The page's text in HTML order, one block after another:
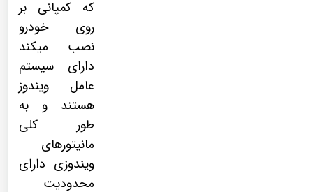
که کمپانی بر
روی خودرو
نصب میکند
دارای سیستم
عامل ویندوز
هستند و به
طور کلی
مانیتورهای
ویندوزی دارای
محدودیت